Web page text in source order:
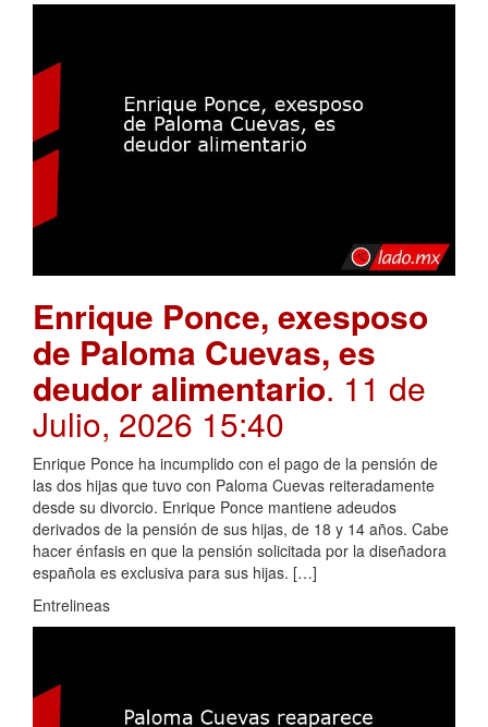
Enrique Ponce, exesposo
de Paloma Cuevas, es
deudor alimentario. 11 de
Julio, 2026 15:40
Enrique Ponce ha incumplido con el pago de la pensión de
las dos hijas que tuvo con Paloma Cuevas reiteradamente
desde su divorcio. Enrique Ponce mantiene adeudos
derivados de la pensión de sus hijas, de 18 y 14 años. Cabe
hacer énfasis en que la pensión solicitada por la diseñadora
española es exclusiva para sus hijas. […]
Entrelineas